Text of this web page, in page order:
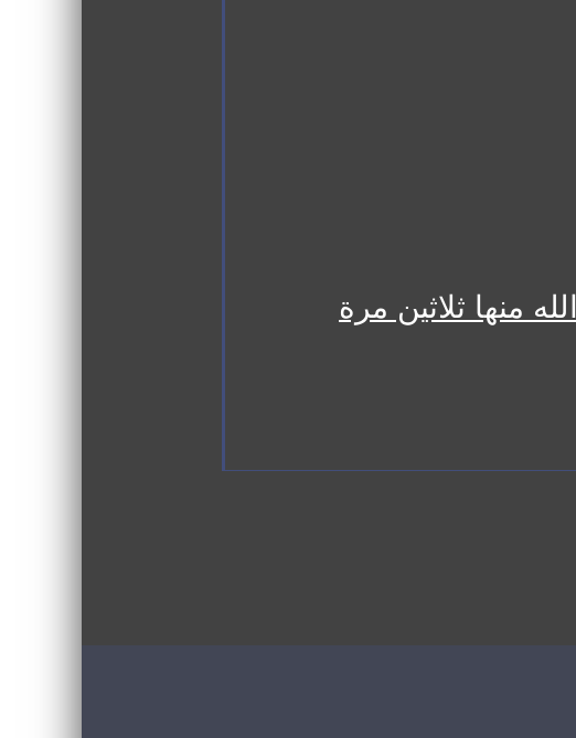
منها ثلاثين مرة